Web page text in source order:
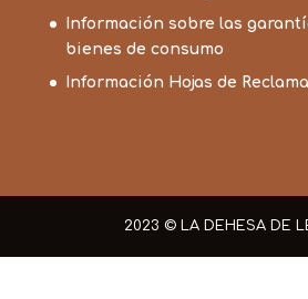
Información sobre las
bienes de consumo
Información Hojas de
2023 © LA DEHESA DE